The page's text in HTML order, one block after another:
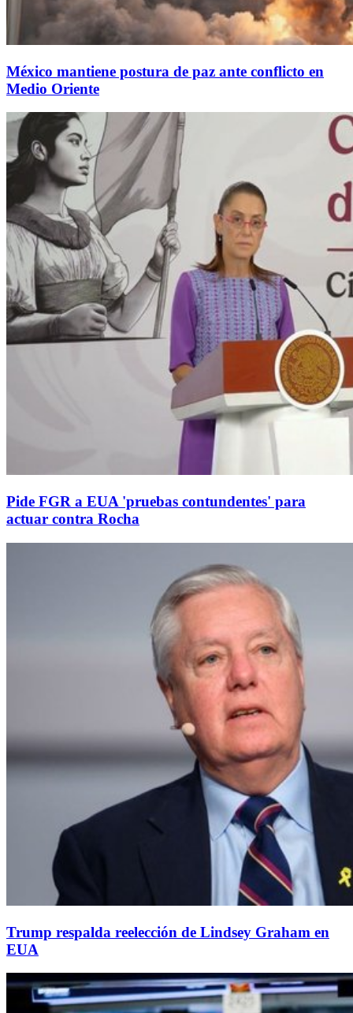
México mantiene postura de paz ante conflicto en
Medio Oriente
Pide FGR a EUA 'pruebas contundentes' para
actuar contra Rocha
Trump respalda reelección de Lindsey Graham en
EUA